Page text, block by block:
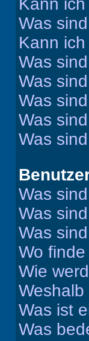
Kann
Was
Kann
Was
Was
Was
Was
Was
Was
Was
Was
Wo
Wie
Was ist
Was